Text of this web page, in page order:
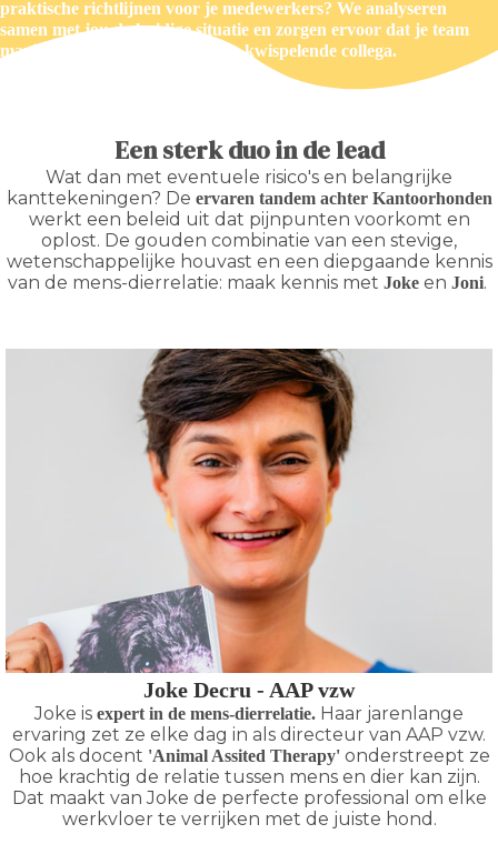
praktische richtlijnen voor je medewerkers? We analyseren
samen met jou de huidige situatie en zorgen ervoor dat je team
maximaal kan genieten van hun kwispelende collega.
Een sterk duo in de lead
Wat dan met eventuele risico's en belangrijke
kanttekeningen? De ervaren tandem achter Kantoorhonden
werkt een beleid uit dat pijnpunten voorkomt en
oplost. De gouden combinatie van een stevige,
wetenschappelijke houvast en een diepgaande kennis
van de mens-dierrelatie: maak kennis met Jokeen Joni.
Joke Decru - AAP vzw
Joke is expert in de mens-dierrelatie. Haar jarenlange
ervaring zet ze elke dag in als directeur van AAP vzw.
Ook als docent 'Animal Assited Therapy'onderstreept ze
hoe krachtig de relatie tussen mens en dier kan zijn.
Dat maakt van Joke de perfecte professional om elke
werkvloer te verrijken met de juiste hond.